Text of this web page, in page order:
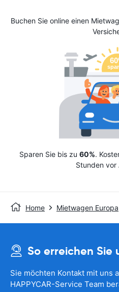
Buchen Sie online einen
Sparen Sie bis zu 60%.
Stunden vor
Home Mietwagen Europa
So erreichen Sie
Sie möchten Kontakt mit uns
HAPPYCAR-Service Team